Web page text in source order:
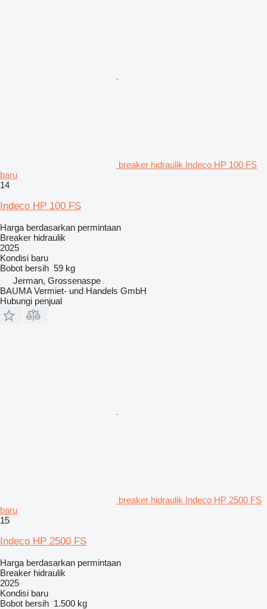
breaker hidraulik Indeco HP 100 FS
baru
14
Indeco HP 100 FS
Harga berdasarkan permintaan
Breaker hidraulik
2025
Kondisi baru
Bobot bersih 59 kg
Jerman, Grossenaspe
BAUMA Vermiet- und Handels GmbH
Hubungi penjual
breaker hidraulik Indeco HP 2500 FS
baru
15
Indeco HP 2500 FS
Harga berdasarkan permintaan
Breaker hidraulik
2025
Kondisi baru
Bobot bersih 1.500 kg